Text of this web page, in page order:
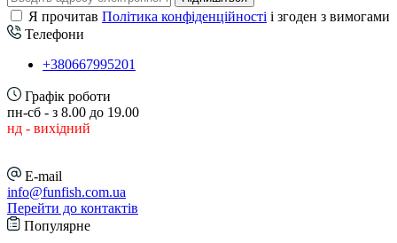
Я прочитав Політика конфіденційності і згоден з вимогами
Телефони
+380667995201
Графік роботи
пн-сб - з 8.00 до 19.00
нд - вихідний
E-mail
info@funfish.com.ua
Перейти до контактів
Популярне